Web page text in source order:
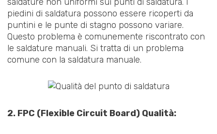
piedini di saldatura possono essere ricoperti da
puntini e le punte di stagno possono variare.
Questo problema è comunemente riscontrato con
le saldature manuali. Si tratta di un problema
comune con la saldatura manuale.
2. FPC (Flexible Circuit Board) Qualità: